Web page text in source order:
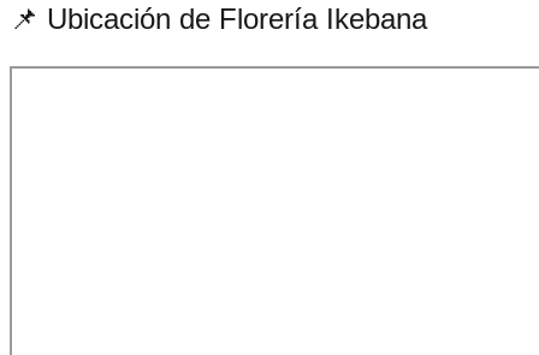
📌 Ubicación de Florería Ikebana